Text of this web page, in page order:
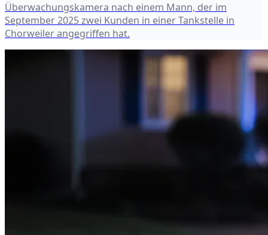
Überwachungskamera nach einem Mann, der im
September 2025 zwei Kunden in einer Tankstelle in
Chorweiler angegriffen hat.